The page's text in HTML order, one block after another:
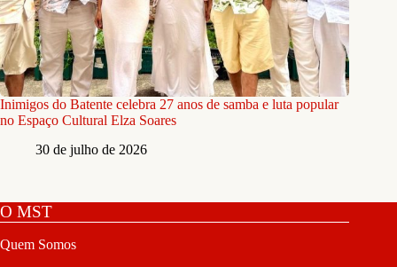
Inimigos do Batente celebra 27 anos de samba e luta popular
no Espaço Cultural Elza Soares
30 de julho de 2026
O MST
Quem Somos